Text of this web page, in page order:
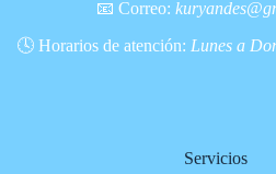
📧 Correo:
🕓 Horarios de atención: Lunes a
Servicios